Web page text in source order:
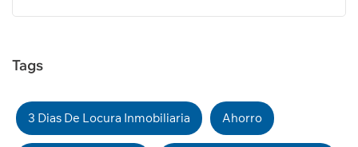
Tags
3 Dias De Locura Inmobiliaria Ahorro